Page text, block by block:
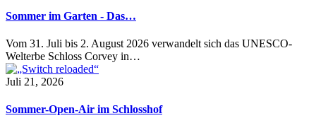
Sommer im Garten - Das…
Vom 31. Juli bis 2. August 2026 verwandelt sich das UNESCO-
Welterbe Schloss Corvey in…
Juli 21, 2026
Sommer-Open-Air im Schlosshof